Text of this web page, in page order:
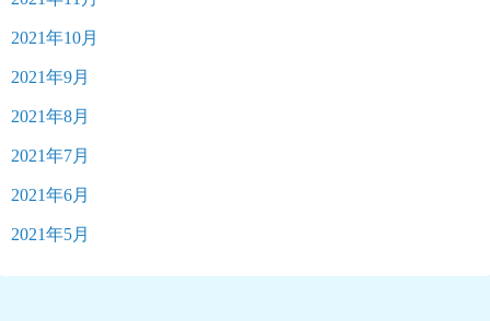
2021年10月
2021年9月
2021年8月
2021年7月
2021年6月
2021年5月